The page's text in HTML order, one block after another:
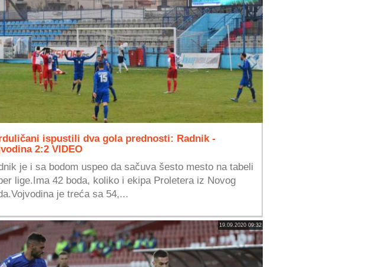
ispustili dva gola prednosti: Radnik -
2:2 VIDEO
je i sa bodom uspeo da sačuva šesto mesto na tabeli
lige.Ima 42 boda, koliko i ekipa Proletera iz Novog
je treća sa 54,...
19.09.2020 09:32